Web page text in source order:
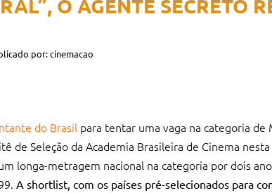
O AGENTE SECRETO
por: cinemacao
do Brasil para tentar uma vaga na categoria de
de Seleção da Academia Brasileira de Cinema
longa-metragem nacional na categoria por dois
A shortlist, com os países pré-selecionados para